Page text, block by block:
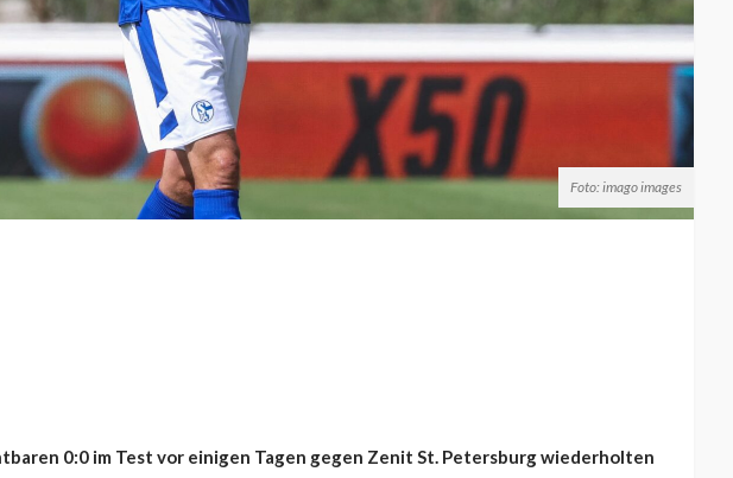
Foto: imago images
0:0 im Test vor einigen Tagen gegen Zenit St. Petersburg wiederholten